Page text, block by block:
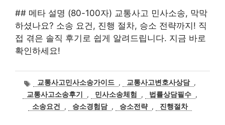
## 메타 설명 (80-100자) 교통사고 민사소송, 막막
하셨나요? 소송 요건, 진행 절차, 승소 전략까지! 직
접 겪은 솔직 후기로 쉽게 알려드립니다. 지금 바로
확인하세요!
태
그
교통사고민사소송가이드 , 교통사고변호사상담 ,
교통사고소송후기
, 민사소송체험 , 법률상담필수 ,
소송요건
, 승소경험담 , 승소전략 , 진행절차